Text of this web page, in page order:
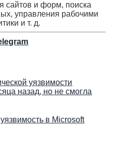
сайтов и форм, поиска
управления рабочими
и т. д.
уязвимости
назад, но не смогла
в Microsoft